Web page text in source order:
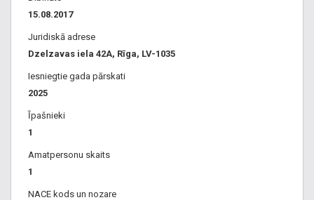
15.08.2017
Juridiskā adrese
Dzelzavas iela 42A, Rīga, LV-1035
Iesniegtie gada pārskati
2025
Īpašnieki
1
Amatpersonu skaits
1
NACE kods un nozare